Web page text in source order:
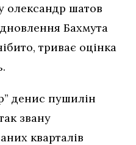
олександр шатов
Бахмута
триває оцінка
денис пушилін
звану
кварталів